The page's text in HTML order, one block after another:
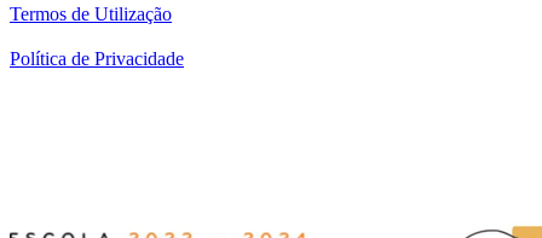
Termos de Utilização
Política de Privacidade